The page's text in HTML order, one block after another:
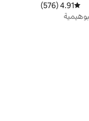
متوسط التقييم 4.91 من 5، 576 مراجعات
4.91 (576)